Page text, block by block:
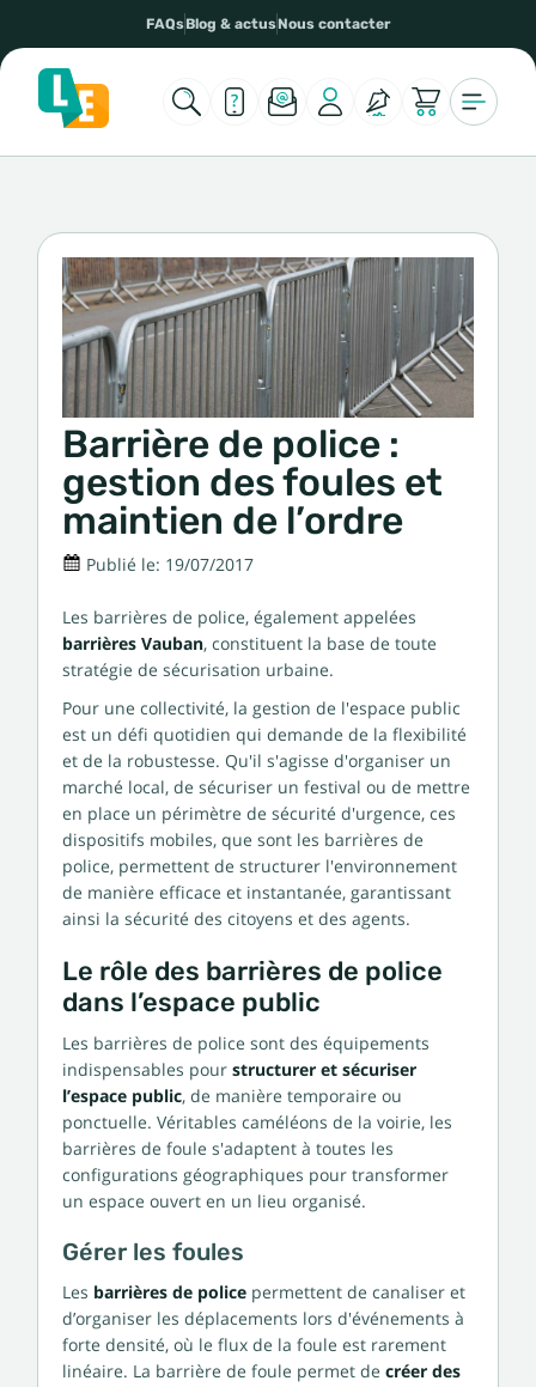
FAQsBlog & actusNous contacter
Barrière de police :
gestion des foules et
maintien de l’ordre
Publié le: 19/07/2017
Les barrières de police, également appelées
barrières Vauban, constituent la base de toute
stratégie de sécurisation urbaine.
Pour une collectivité, la gestion de l'espace public
est un défi quotidien qui demande de la flexibilité
et de la robustesse. Qu'il s'agisse d'organiser un
marché local, de sécuriser un festival ou de mettre
en place un périmètre de sécurité d'urgence, ces
dispositifs mobiles, que sont les barrières de
police, permettent de structurer l'environnement
de manière efficace et instantanée, garantissant
ainsi la sécurité des citoyens et des agents.
Le rôle des barrières de police
dans l’espace public
Les barrières de police sont des équipements
indispensables pour structurer et sécuriser
l’espace public, de manière temporaire ou
ponctuelle. Véritables caméléons de la voirie, les
barrières de foule s'adaptent à toutes les
configurations géographiques pour transformer
un espace ouvert en un lieu organisé.
Gérer les foules
Les barrières de police permettent de canaliser et
d’organiser les déplacements lors d'événements à
forte densité, où le flux de la foule est rarement
linéaire. La barrière de foule permet de créer des